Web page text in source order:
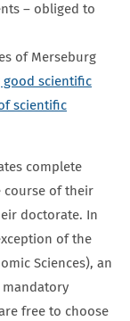
– obliged to
of Merseburg
good scientific
scientific
complete
course of their
doctorate. In
of the
Sciences), an
free to choose